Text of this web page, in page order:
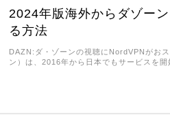
2024年版海外からダゾー
る方法
DAZN:ダ・ゾーンの視聴にNordVPNがお
ン）は、2016年から日本でもサービスを